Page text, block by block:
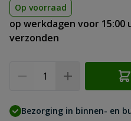
Op voorraad
op werkdagen voor 15:00
verzonden
Bezorging in binnen- en